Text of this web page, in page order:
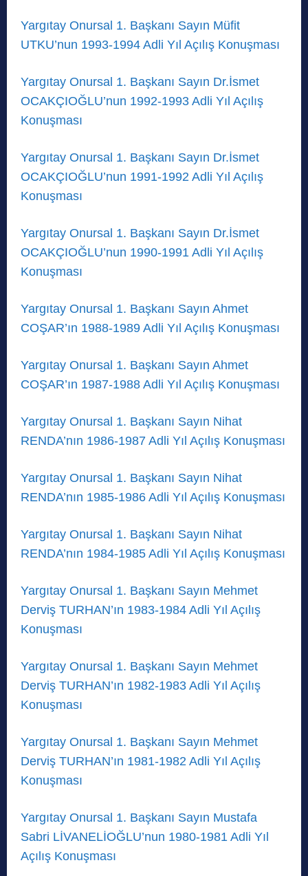
Yargıtay Onursal 1. Başkanı Sayın Müfit
UTKU’nun 1993-1994 Adli Yıl Açılış Konuşması
Yargıtay Onursal 1. Başkanı Sayın Dr.İsmet
OCAKÇIOĞLU’nun 1992-1993 Adli Yıl Açılış
Konuşması
Yargıtay Onursal 1. Başkanı Sayın Dr.İsmet
OCAKÇIOĞLU’nun 1991-1992 Adli Yıl Açılış
Konuşması
Yargıtay Onursal 1. Başkanı Sayın Dr.İsmet
OCAKÇIOĞLU’nun 1990-1991 Adli Yıl Açılış
Konuşması
Yargıtay Onursal 1. Başkanı Sayın Ahmet
COŞAR’ın 1988-1989 Adli Yıl Açılış Konuşması
Yargıtay Onursal 1. Başkanı Sayın Ahmet
COŞAR’ın 1987-1988 Adli Yıl Açılış Konuşması
Yargıtay Onursal 1. Başkanı Sayın Nihat
RENDA’nın 1986-1987 Adli Yıl Açılış Konuşması
Yargıtay Onursal 1. Başkanı Sayın Nihat
RENDA’nın 1985-1986 Adli Yıl Açılış Konuşması
Yargıtay Onursal 1. Başkanı Sayın Nihat
RENDA’nın 1984-1985 Adli Yıl Açılış Konuşması
Yargıtay Onursal 1. Başkanı Sayın Mehmet
Derviş TURHAN’ın 1983-1984 Adli Yıl Açılış
Konuşması
Yargıtay Onursal 1. Başkanı Sayın Mehmet
Derviş TURHAN’ın 1982-1983 Adli Yıl Açılış
Konuşması
Yargıtay Onursal 1. Başkanı Sayın Mehmet
Derviş TURHAN’ın 1981-1982 Adli Yıl Açılış
Konuşması
Yargıtay Onursal 1. Başkanı Sayın Mustafa
Sabri LİVANELİOĞLU’nun 1980-1981 Adli Yıl
Açılış Konuşması